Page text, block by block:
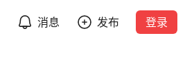
消息 发布 登录